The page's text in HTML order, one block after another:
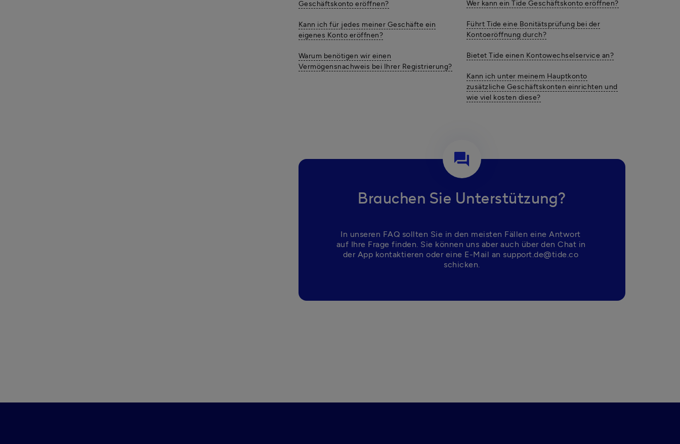
Geschäftskonto eröffnen?
Kann ich für jedes meiner Geschäfte ein
eigenes Konto eröffnen?
Warum benötigen wir einen
Vermögensnachweis bei Ihrer Registrierung?
Wer kann ein Tide Geschäftskonto eröffnen?
Führt Tide eine Bonitätsprüfung bei der
Kontoeröffnung durch?
Bietet Tide einen Kontowechselservice an?
Kann ich unter meinem Hauptkonto
zusätzliche Geschäftskonten einrichten und
wie viel kosten diese?
question_answer
Brauchen Sie Unterstützung?
In unseren FAQ sollten Sie in den meisten Fällen eine Antwort
auf Ihre Frage finden. Sie können uns aber auch über den Chat in
der App kontaktieren oder eine E-Mail an support.de@tide.co
schicken.